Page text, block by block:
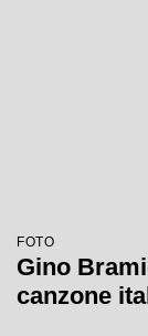
FOTO
Gino
canzone